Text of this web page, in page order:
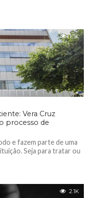
1.3K
Vera Cruz
processo de
e fazem parte de uma
Seja para tratar ou
2.1K